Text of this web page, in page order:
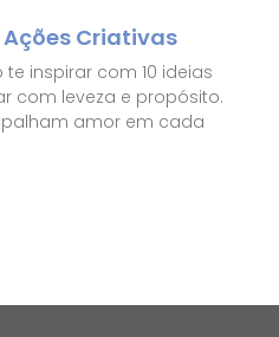
Ações Criativas
te inspirar com 10 ideias
com leveza e propósito.
amor em cada